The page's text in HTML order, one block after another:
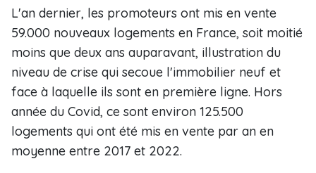
L'an dernier, les promoteurs ont mis en vente
59.000 nouveaux logements en France, soit moitié
moins que deux ans auparavant, illustration du
niveau de crise qui secoue l'immobilier neuf et
face à laquelle ils sont en première ligne. Hors
année du Covid, ce sont environ 125.500
logements qui ont été mis en vente par an en
moyenne entre 2017 et 2022.